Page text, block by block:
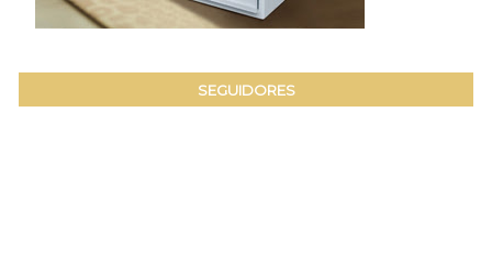
SEGUIDORES